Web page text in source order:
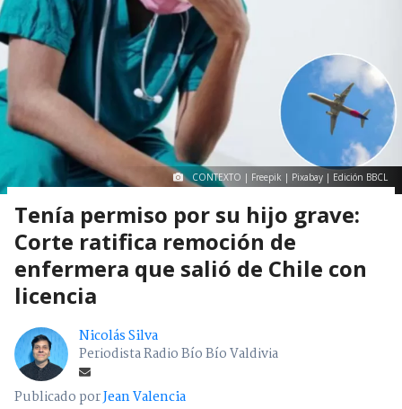
CONTEXTO | Freepik | Pixabay | Edición BBCL
Tenía permiso por su hijo grave:
Corte ratifica remoción de
enfermera que salió de Chile con
licencia
Nicolás Silva
Periodista Radio Bío Bío Valdivia
Publicado porJean Valencia